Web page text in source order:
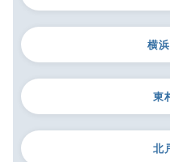
横
東
北